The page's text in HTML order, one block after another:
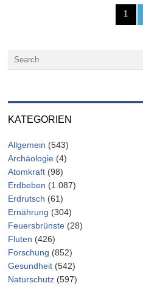
1
KATEGORIEN
Allgemein (543)
Archäologie (4)
Atomkraft (98)
Erdbeben (1.087)
Erdrutsch (61)
Ernährung (304)
Feuersbrünste (28)
Fluten (426)
Forschung (852)
Gesundheit (542)
Naturschutz (597)